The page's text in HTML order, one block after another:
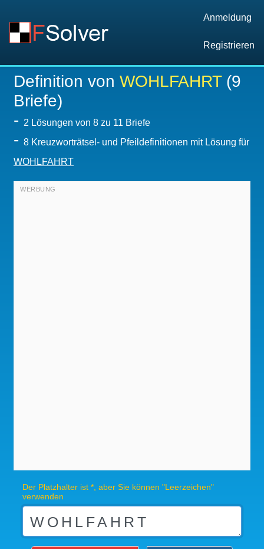
Anmeldung
Registrieren
Definition von WOHLFAHRT(9
Briefe)
- 2 Lösungen von 8 zu 11 Briefe
- 8 Kreuzworträtsel- und Pfeildefinitionen mit Lösung für
WOHLFAHRT
Der Platzhalter ist *, aber Sie können "Leerzeichen"
verwenden